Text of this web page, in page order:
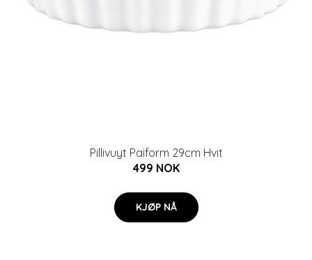
Pillivuyt Paiform 29cm Hvit
499 NOK
KJØP NÅ